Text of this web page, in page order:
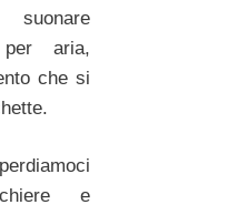
aria,
che si
e